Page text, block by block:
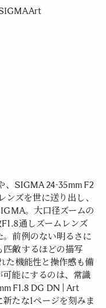
、SIGMA 24-35mm F2
ズを世に送り出し、
。大口径ズームの
通しズームレンズ
前例のない明るさに
匹敵するほどの描写
た機能性と操作感も備
能にするのは、常識
F1.8 DG DN | Art
たな1ページを刻みま